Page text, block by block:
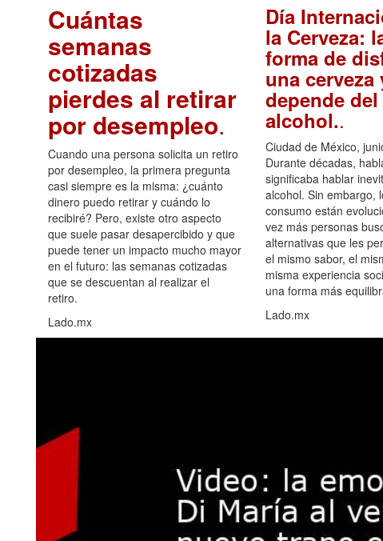
Cuántas
semanas
cotizadas
pierdes al retirar
por desempleo.
Cuando una persona solicita un retiro
por desempleo, la primera pregunta
casi siempre es la misma: ¿cuánto
dinero puedo retirar y cuándo lo
recibiré? Pero, existe otro aspecto
que suele pasar desapercibido y que
puede tener un impacto mucho mayor
en el futuro: las semanas cotizadas
que se descuentan al realizar el
retiro.
Lado.mx
Día
la Cerveza:
forma de
una cerveza
depende del
alcohol..
Ciudad de México,
Durante décadas,
significaba hablar
alcohol. Sin embargo,
consumo están
vez más personas
alternativas que les
el mismo sabor, el
misma experiencia
una forma más
Lado.mx